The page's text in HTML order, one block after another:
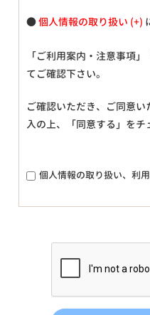
●個人情報の取り扱い
「ご利用案内・注意事項
てご確認下さい。
ご確認いただき、ご同意
入の上、「同意する」をチ
個人情報の取り扱い、利